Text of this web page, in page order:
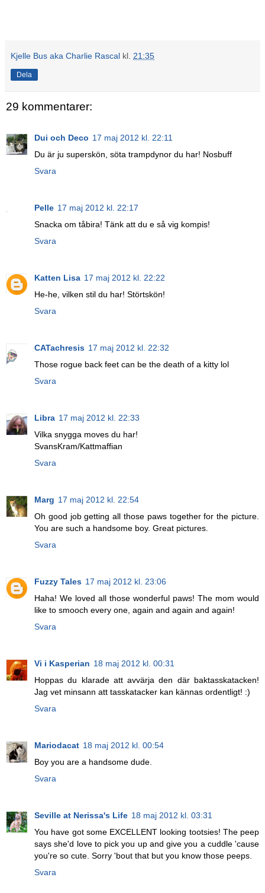
Kjelle Bus aka Charlie Rascal kl. 21:35
Dela
29 kommentarer:
Dui och Deco 17 maj 2012 kl. 22:11
Du är ju superskön, söta trampdynor du har! Nosbuff
Svara
Pelle 17 maj 2012 kl. 22:17
Snacka om tåbira! Tänk att du e så vig kompis!
Svara
Katten Lisa 17 maj 2012 kl. 22:22
He-he, vilken stil du har! Störtskön!
Svara
CATachresis 17 maj 2012 kl. 22:32
Those rogue back feet can be the death of a kitty lol
Svara
Libra 17 maj 2012 kl. 22:33
Vilka snygga moves du har!
SvansKram/Kattmaffian
Svara
Marg 17 maj 2012 kl. 22:54
Oh good job getting all those paws together for the picture.
You are such a handsome boy. Great pictures.
Svara
Fuzzy Tales 17 maj 2012 kl. 23:06
Haha! We loved all those wonderful paws! The mom would
like to smooch every one, again and again and again!
Svara
Vi i Kasperian 18 maj 2012 kl. 00:31
Hoppas du klarade att avvärja den där baktasskatacken!
Jag vet minsann att tasskatacker kan kännas ordentligt! :)
Svara
Mariodacat 18 maj 2012 kl. 00:54
Boy you are a handsome dude.
Svara
Seville at Nerissa's Life 18 maj 2012 kl. 03:31
You have got some EXCELLENT looking tootsies! The peep
says she'd love to pick you up and give you a cuddle 'cause
you're so cute. Sorry 'bout that but you know those peeps.
Svara